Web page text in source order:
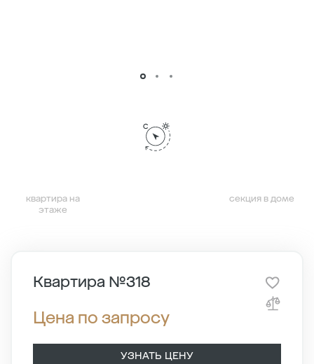
квартира на
этаже
секция в доме
Квартира №318
Цена по запросу
УЗНАТЬ ЦЕНУ